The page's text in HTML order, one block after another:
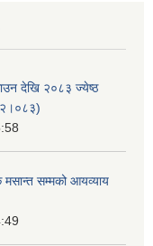
देखि २०८३ ज्येष्ठ
मसान्त सम्मको आयव्याय